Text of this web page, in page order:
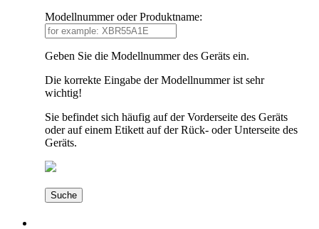
Modellnummer oder Produktname:
Geben Sie die Modellnummer des Geräts ein.
Die korrekte Eingabe der Modellnummer ist sehr
wichtig!
Sie befindet sich häufig auf der Vorderseite des Geräts
oder auf einem Etikett auf der Rück- oder Unterseite des
Geräts.
Suche